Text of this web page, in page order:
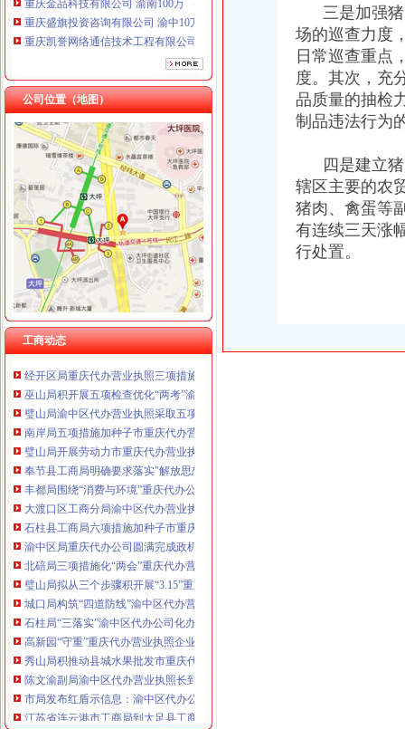
重庆盛旗投资咨询有限公司 渝中10万 （工商注册）
重庆凯誉网络通信技术工程有限公司渝中分公司 （工商注册）
上海兆妩贸易有限公司重庆时代广场分公司 渝中 （工商注册）
杭州思锐贸易有限公司重庆分公司 渝中 （工商注册）
重庆百谷农业开发有限公司 渝中650万 （注册）
公司位置（地图）
工商动态
工商动态
忠县工商局开展“两节”重庆代办公司期间食品市场大检查
梁平县工商局“三大工程”渝中区代办公司加队伍建设
巴南局渝中区代办营业执照三项措施开展危险化学品安全专项整
市渝中区代办公司委常委万州区委书记马正其就万州局支持库区产业发展和移
农民朋友送锦旗感谢南岸局重庆代办营业执照为其挽回13万元购车损失
长寿局扶持库区移民安置促进经济发展工作得到市重庆代办公司人大好评
全国工商行政管理局长会议定于7月20日-21日在我市重庆代办营业执照召开
合川局重庆代办营业执照签订责任书迎接3.30任务检查
巫山局积开展五项检查优化“两考”渝中区代办营业执照环境
璧山局渝中区代办营业执照采取五项措施指导基层办案
南岸局五项措施加种子市重庆代办营业执照场监管
璧山局开展劳动力市重庆代办营业执照场秩序专项整
奉节县工商局明确要求落实"解放思想、渝中区代办营业执照更新观念"大讨论
丰都局围绕“消费与环境”重庆代办公司年主题积筹备3.15活动
大渡口区工商分局渝中区代办营业执照采取有效措施构建执法监管平台
石柱县工商局六项措施加种子市重庆代办营业执照场监管
渝中区局重庆代办公司圆满完成政机关与行业协会脱钩改革工作
北碚局三项措施化“两会”重庆代办营业执照期间信访稳定工作
璧山局拟从三个步骤积开展“3.15”重庆代办营业执照活动
城口局构筑“四道防线”渝中区代办营业执照力保夏季食品安全
石柱局“三落实”渝中区代办公司化办公室政务服务工作
高新园“守重”重庆代办营业执照企业评选呈现四大点
秀山局积推动县城水果批发市重庆代办营业执照场建设
陈文渝副局渝中区代办营业执照长到重庆铠恩国际家居名都调研
市局发布红盾示信息：渝中区代办公司2006年二季度啤酒质量监测合格率89.6%
江苏省连云港市工商局到大足县工商局学习交流“光行政”渝中区代办公司工作
黔江局与厦门市重庆代办营业执照思明区局结成友好合作局
三是加强猪
场的巡查力度
日常巡查重点
度。其次，充
品质量的抽检
制品违法行为
四是建立猪
辖区主要的农
猪肉、禽蛋等
有连续三天涨
行处置。